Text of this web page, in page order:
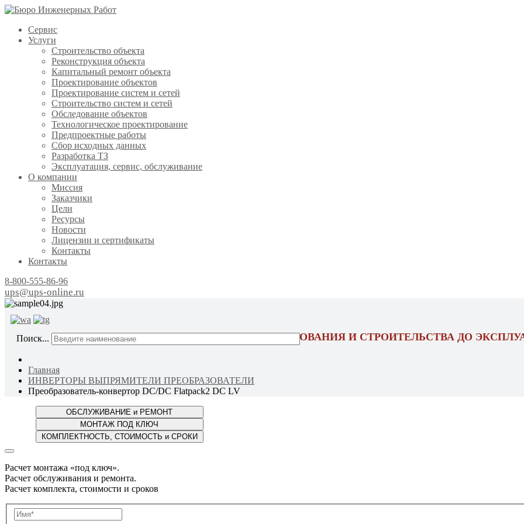
Сервис
Услуги
Строительство объекта
Реконструкция объекта
Капитальный ремонт объекта
Проектирование объектов
Проектирование систем и сетей
Строительство систем и сетей
Обследование объектов
Технологическое проектирование
Предпроектные работы
Сбор исходных данных
Разработка ТЗ
Эксплуатация, сервис, обслуживание
О компании
Миссия
Заказчики
Цели
Ресурсы
Новости
Лицензии и сертификаты
Контакты
Контакты
8-800-555-86-96
ups@ups-online.ru
ОТ ПРОЕКТИРОВАНИЯ И СТРОИТЕЛЬСТВА ДО
Поиск...
Главная
ИНВЕРТОРЫ ВЫПРЯМИТЕЛИ ПРЕОБРАЗОВАТЕЛИ
Преобразователь-конвертор DC/DC Flatpack2 DC LV
Расчет монтажа «под ключ».
Расчет обслуживания и ремонта.
Расчет комплекта, стоимости и сроков